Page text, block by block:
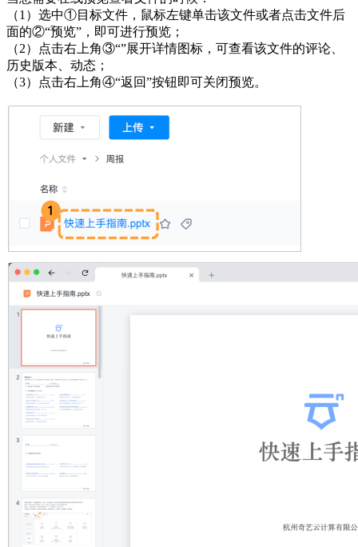
（1）选中①目标文件，鼠标左键单击该文件或者点击文件后
面的②“预览”，即可进行预览；
（2）点击右上角③“”展开详情图标，可查看该文件的评论、
历史版本、动态；
（3）点击右上角④“返回”按钮即可关闭预览。